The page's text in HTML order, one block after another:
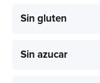
Sin gluten
Sin azucar